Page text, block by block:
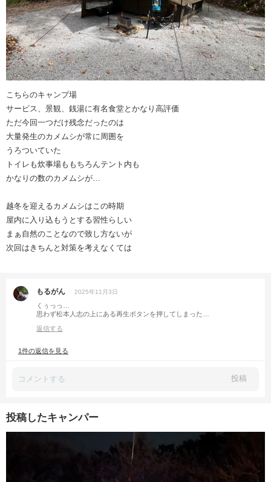
こちらのキャンプ場
サービス、景観、銭湯に有名食堂とかなり高評価
ただ今回一つだけ残念だったのは
大量発生のカメムシが常に周囲を
うろついていた
トイレも炊事場ももちろんテント内も
かなりの数のカメムシが…
越冬を迎えるカメムシはこの時期
屋内に入り込もうとする習性らしい
まぁ自然のことなので致し方ないが
次回はきちんと対策を考えなくては
もるがん 2025年11月3日
くぅっっ…
思わず松本人志の上にある再生ボタンを押してしまった…
返信する
1件の返信を見る
投稿
投稿したキャンパー